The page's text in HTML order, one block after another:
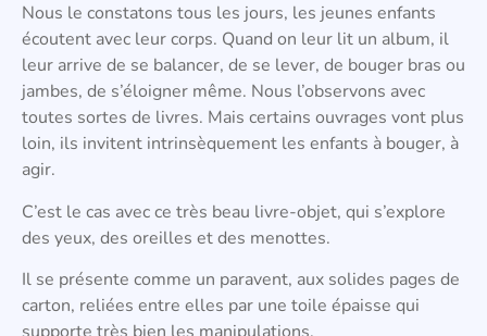
Nous le constatons tous les jours, les jeunes enfants
écoutent avec leur corps. Quand on leur lit un album, il
leur arrive de se balancer, de se lever, de bouger bras ou
jambes, de s’éloigner même. Nous l’observons avec
toutes sortes de livres. Mais certains ouvrages vont plus
loin, ils invitent intrinsèquement les enfants à bouger, à
agir.
C’est le cas avec ce très beau livre-objet, qui s’explore
des yeux, des oreilles et des menottes.
Il se présente comme un paravent, aux solides pages de
carton, reliées entre elles par une toile épaisse qui